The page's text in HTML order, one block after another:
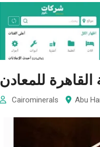
للمعادن
Cairominerals Abu